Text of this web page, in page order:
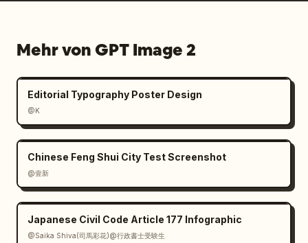
Mehr von GPT Image 2
Editorial Typography Poster Design
@K
Chinese Feng Shui City Test Screenshot
@壹新
Japanese Civil Code Article 177 Infographic
@Saika Shiva(司馬彩花)@行政書士受験生